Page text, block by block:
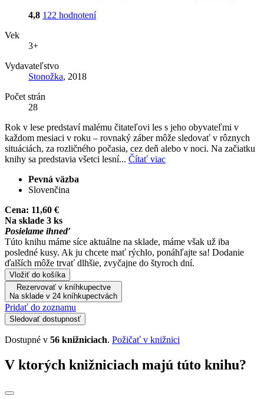
4,8 122 hodnotení
Vek
3+
Vydavateľstvo
Stonožka, 2018
Počet strán
28
Rok v lese predstaví malému čitateľovi les s jeho obyvateľmi v
každom mesiaci v roku – rovnaký záber môže sledovať v rôznych
situáciách, za rozličného počasia, cez deň alebo v noci. Na začiatku
knihy sa predstavia všetci lesní... Čítať viac
Pevná väzba
Slovenčina
Cena: 11,60 €
Na sklade 3 ks
Posielame ihneď
Túto knihu máme síce aktuálne na sklade, máme však už iba
posledné kusy. Ak ju chcete mať rýchlo, ponáhľajte sa! Dodanie
ďalších môže trvať dlhšie, zvyčajne do štyroch dní.
Vložiť do košíka
Rezervovať v kníhkupectve
Na sklade v 24 kníhkupectvách
Pridať do zoznamu
Sledovať dostupnosť
Dostupné v 56 knižniciach. Požičať v knižnici
V ktorých knižniciach majú túto knihu?